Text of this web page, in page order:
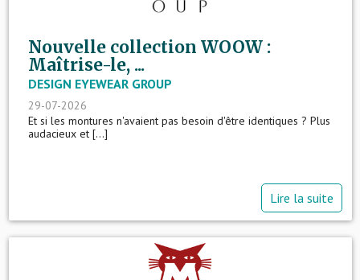
Nouvelle collection WOOW :
Maîtrise-le, ...
DESIGN EYEWEAR GROUP
29-07-2026
Et si les montures n'avaient pas besoin d'être identiques ? Plus
audacieux et [...]
Lire la suite